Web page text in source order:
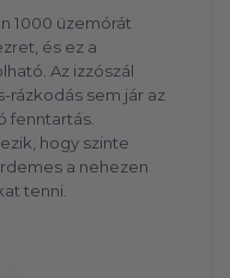
1000 üzemórát
és ez a
Az izzószál
rázkodás sem jár az
fenntartás.
hogy szinte
a nehezen
tenni.